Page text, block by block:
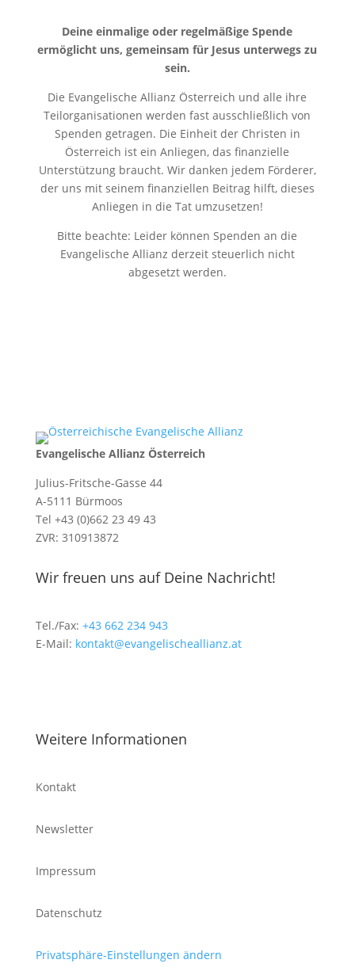
Deine einmalige oder regelmäßige Spende
ermöglicht uns, gemeinsam für Jesus unterwegs zu
sein.
Die Evangelische Allianz Österreich und alle ihre
Teilorganisationen werden fast ausschließlich von
Spenden getragen. Die Einheit der Christen in
Österreich ist ein Anliegen, das finanzielle
Unterstützung braucht. Wir danken jedem Förderer,
der uns mit seinem finanziellen Beitrag hilft, dieses
Anliegen in die Tat umzusetzen!
Bitte beachte: Leider können Spenden an die
Evangelische Allianz derzeit steuerlich nicht
abgesetzt werden.
Evangelische Allianz Österreich
Julius-Fritsche-Gasse 44
A-5111 Bürmoos
Tel +43 (0)662 23 49 43
ZVR: 310913872
Wir freuen uns auf Deine Nachricht!
Tel./Fax: +43 662 234 943
E-Mail: kontakt@evangelischeallianz.at
Weitere Informationen
Kontakt
Newsletter
Impressum
Datenschutz
Privatsphäre-Einstellungen ändern